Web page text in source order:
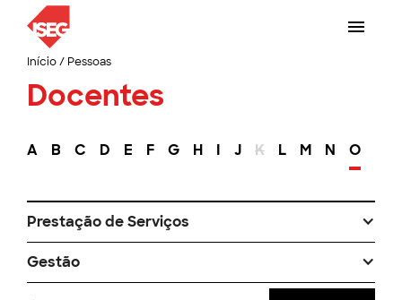
Início/ Pessoas
Docentes
A B C D E F G H I J K L M N O
Prestação de Serviços
Gestão